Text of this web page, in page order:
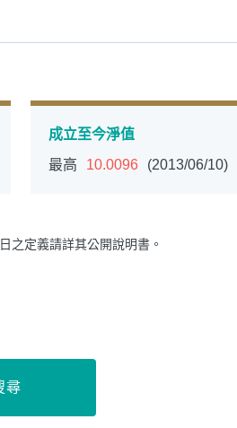
高成長基金 月配息
成立至今淨值
最高
10.0096 (2013/06/10)
之定義請詳其公開說明書。
尋